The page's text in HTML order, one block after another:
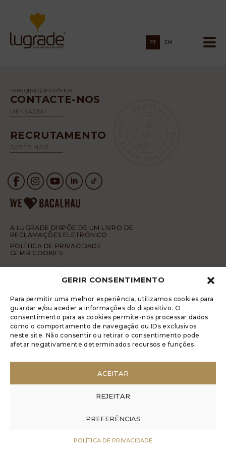
GERIR CONSENTIMENTO
Para permitir uma melhor experiência, utilizamos cookies para
guardar e/ou aceder a informações do dispositivo. O
consentimento para as cookies permite-nos processar dados
como o comportamento de navegação ou IDs exclusivos
neste site. Não consentir ou retirar o consentimento pode
afetar negativamente determinados recursos e funções.
ACEITAR
REJEITAR
PREFERÊNCIAS
POLÍTICA DE PRIVACIDADE
PT EN
PARA QUALQUER DÚVIDA
CONTACTE-NOS
MENSAGEM
RECRUTAMENTO
SABER MAIS
A LUGRADE DISPÕE DE UM LIVRO DE
RECLAMAÇÕES ELETRÓNICO
POLÍTICA DE PRIVACIDADE
GERIR COOKIES
CÓDIGO DE CONDUTA DA DENÚNCIA ANÓNIMA
© 2017 Rui Veríssimo Design